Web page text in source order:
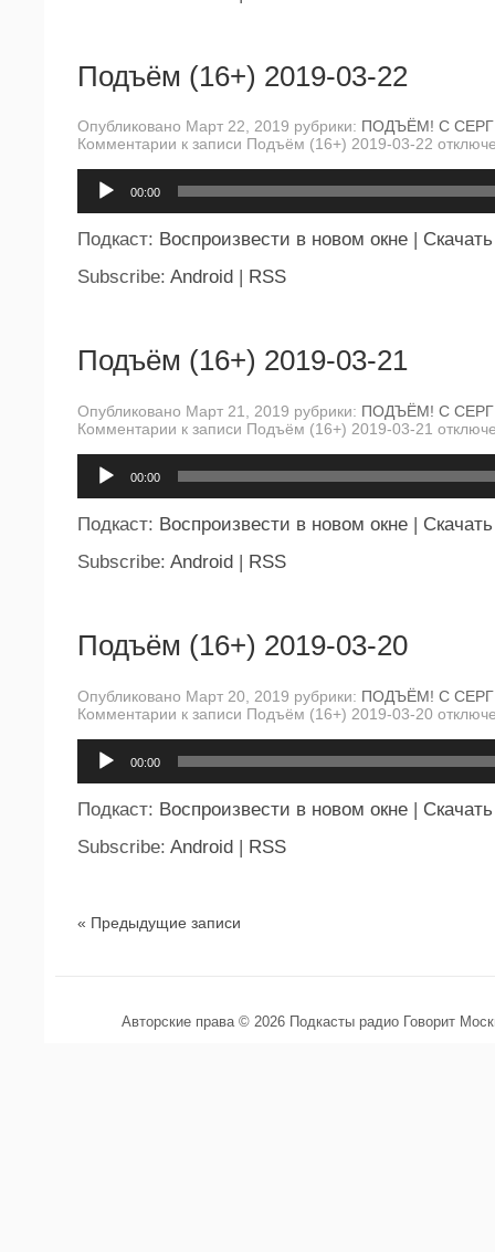
Подъём (16+) 2019-03-22
Опубликовано Март 22, 2019 рубрики: ПОДЪЁМ! С
Комментарии к записи Подъём (16+) 2019-03-22
00:00
Подкаст: Воспроизвести в новом окне
Скачать
Subscribe: Android RSS
Подъём (16+) 2019-03-21
Опубликовано Март 21, 2019 рубрики: ПОДЪЁМ! С
Комментарии к записи Подъём (16+) 2019-03-21
00:00
Подкаст: Воспроизвести в новом окне | Скачать
Subscribe: Android | RSS
Подъём (16+) 2019-03-20
Опубликовано Март 20, 2019 рубрики: ПОДЪЁМ! С
Комментарии к записи Подъём (16+) 2019-03-20
00:00
Подкаст: Воспроизвести в новом окне | Скачать
Subscribe: Android | RSS
« Предыдущие записи
Авторские права © 2026 Подкасты радио Говорит